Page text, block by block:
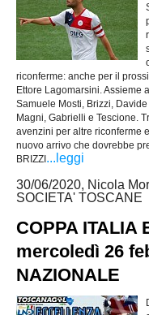
riconferme: anche per il
Ettore Lagomarsini. Assieme
Samuele Mosti, Brizzi,
Magni, Gabrielli e Tescione.
avenzini per altre riconferme
nuovo arrivo che dovrebbe
BRIZZI ...leggi
30/06/2020, Nicola
SOCIETA' TOSCANE
COPPA ITALIA
mercoledì 26
NAZIONALE